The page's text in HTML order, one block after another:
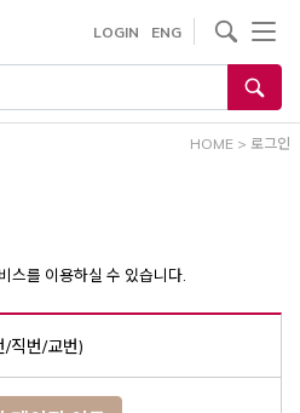
LOGIN ENG
HOME > 로그인
스를 이용하실 수 있습니다.
/직번/교번)